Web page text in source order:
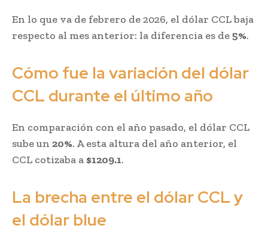
En lo que va de febrero de 2026, el dólar CCL baja
respecto al mes anterior: la diferencia es de5%.
Cómo fue la variación del dólar
CCL durante el último año
En comparación con el año pasado, el dólar CCL
sube un 20%. A esta altura del año anterior, el
CCL cotizaba a $1209.1.
La brecha entre el dólar CCL y
el dólar blue